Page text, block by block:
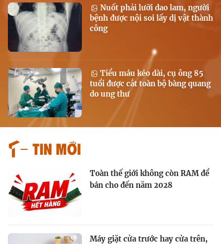
Nuốt phải lưỡi dao lam, người
bệnh được nội soi lấy dị vật thành
công
Tiểu máu kéo dài, cụ ông 85
tuổi được cắt toàn bộ bàng quang
do ung thư
Tin mới
Toàn thế giới không còn RAM để
bán cho đến năm 2028
Máy giặt cửa trước hay cửa trên,